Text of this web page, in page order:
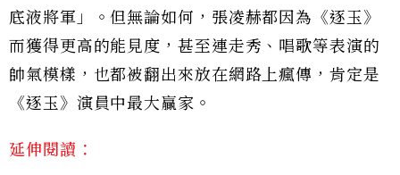
底液將軍」。但無論如何，張凌赫都因為《逐玉》
而獲得更高的能見度，甚至連走秀、唱歌等表演的
帥氣模樣，也都被翻出來放在網路上瘋傳，肯定是
《逐玉》演員中最大贏家。
延伸閱讀：